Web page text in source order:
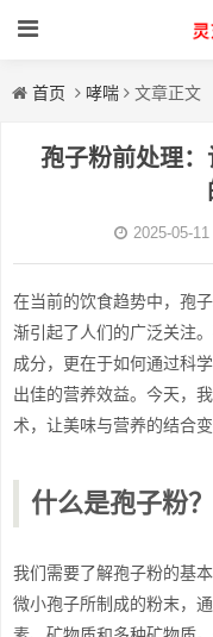
首页 哮喘 文章正文
孢子粉前处理
2025-05-11
在当前的饮食趋势中，孢
渐引起了人们的广泛关注
成分，更在于如何通过科
出佳的营养效益。今天，
术，让美味与营养的结合变
什么是孢子粉？
我们需要了解孢子粉的基
微小孢子所制成的粉末，